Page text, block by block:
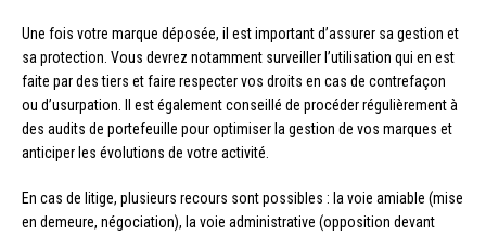
Une fois votre marque déposée, il est important d’assurer sa gestion et
sa protection. Vous devrez notamment surveiller l’utilisation qui en est
faite par des tiers et faire respecter vos droits en cas de contrefaçon
ou d’usurpation. Il est également conseillé de procéder régulièrement à
des audits de portefeuille pour optimiser la gestion de vos marques et
anticiper les évolutions de votre activité.
En cas de litige, plusieurs recours sont possibles : la voie amiable (mise
en demeure, négociation), la voie administrative (opposition devant